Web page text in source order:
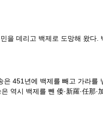
데리고 백제로 도망해 왔다
451년에 백제를 빼고 가라
역시 백제를 뺀 倭·新羅·任